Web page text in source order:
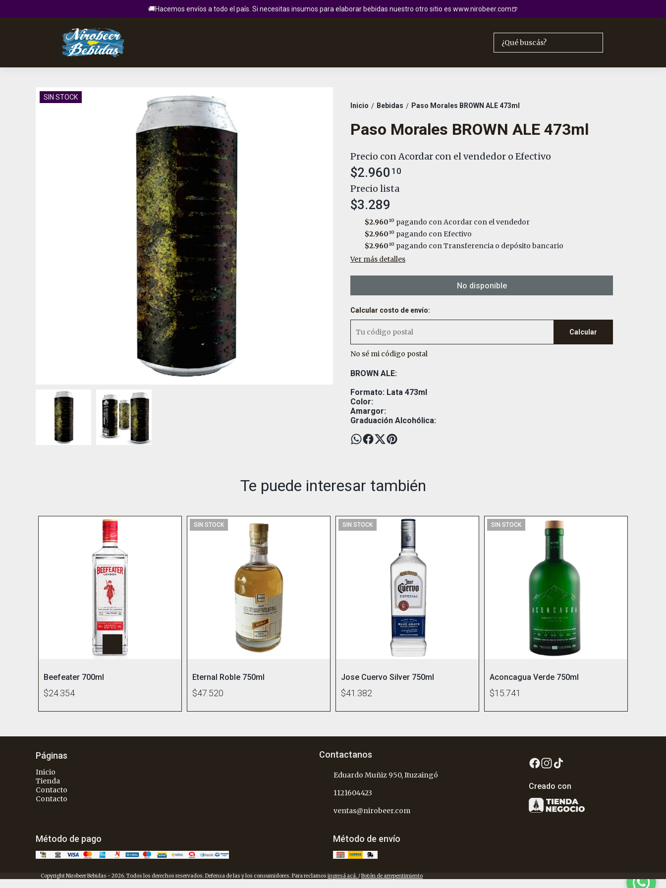
🚚Hacemos envíos a todo el país. Si necesitas insumos para elaborar bebidas nuestro otro sitio es www.nirobeer.com🍺
SIN STOCK
Inicio / Bebidas / Paso Morales BROWN ALE 473ml
Paso Morales BROWN ALE 473ml
Precio con Acordar con el vendedor o Efectivo
$2.960 10
Precio lista
$3.289
$2.96010 pagando con Acordar con el vendedor
$2.96010 pagando con Efectivo
$2.96010 pagando con Transferencia o depósito bancario
Ver más detalles
No disponible
Calcular costo de envío:
Calcular
No sé mi código postal
BROWN ALE:
Formato: Lata 473ml
Color:
Amargor:
Graduación Alcohólica:
Te puede interesar también
Beefeater 700ml
$24.354
SIN STOCK
Eternal Roble 750ml
$47.520
SIN STOCK
Jose Cuervo Silver 750ml
$41.382
SIN STOCK
Aconcagua Verde 750ml
$15.741
Páginas
Inicio
Tienda
Contacto
Contacto
Contactanos
Eduardo Muñiz 950, Ituzaingó
1121604423
ventas@nirobeer.com
Creado con
Método de pago Método de envío
Copyright Nirobeer Bebidas - 2026. Todos los derechos reservados. Defensa de las y los consumidores. Para reclamos ingresá acá. /Botón de arrepentimiento